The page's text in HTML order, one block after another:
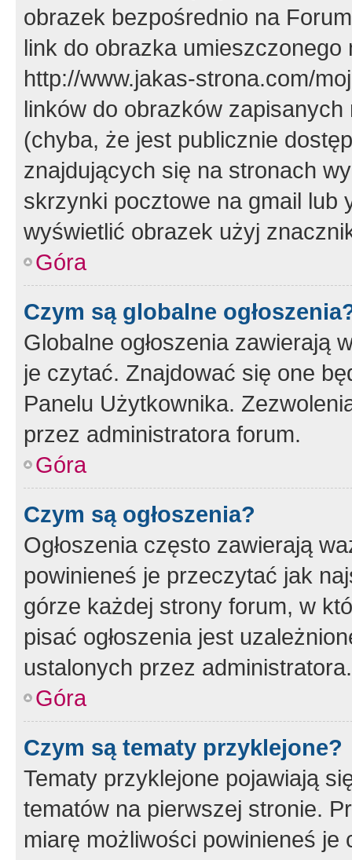
obrazek bezpośrednio na
link do obrazka
http://www.jakas-strona.com/
linków do obrazków
(chyba, że jest publicznie
znajdujących się na stronach
skrzynki pocztowe na gmail lub
wyświetlić obrazek użyj
Góra
Czym są globalne
Globalne ogłoszenia zawierają
je czytać. Znajdować się one
Panelu Użytkownika.
przez administratora forum.
Góra
Czym są ogłoszenia?
Ogłoszenia często zawierają
powinieneś je przeczytać jak
górze każdej strony forum, w
pisać ogłoszenia jest
ustalonych przez administratora.
Góra
Czym są tematy przyklejone?
Tematy przyklejone pojawiają
tematów na pierwszej stronie.
miarę możliwości powinieneś je